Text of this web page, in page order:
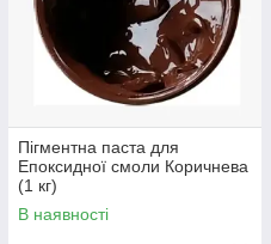
Пігментна паста для
Епоксидної смоли Коричнева
(1 кг)
В наявності